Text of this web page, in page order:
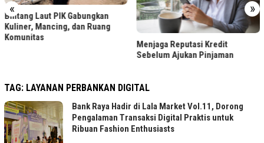
« »
Bintang Laut PIK Gabungkan
Kuliner, Mancing, dan Ruang
Komunitas
Menjaga Reputasi Kredit
Sebelum Ajukan Pinjaman
TAG: LAYANAN PERBANKAN DIGITAL
Bank Raya Hadir di Lala Market Vol.11, Dorong
Pengalaman Transaksi Digital Praktis untuk
Ribuan Fashion Enthusiasts